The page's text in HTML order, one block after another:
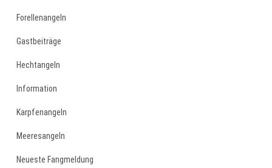
Forellenangeln
Gastbeiträge
Hechtangeln
Information
Karpfenangeln
Meeresangeln
Neueste Fangmeldung